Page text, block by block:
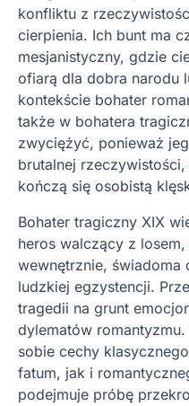
konfliktu z
cierpienia. Ich bunt ma
mesjanistyczny, gdzie
ofiarą dla dobra narodu
kontekście bohater
także w bohatera
zwyciężyć, ponieważ
brutalnej
kończą się osobistą
Bohater tragiczny XIX
heros walczący z
wewnętrznie, świadoma
ludzkiej egzystencji.
tragedii na grunt
dylematów
sobie cechy
fatum, jak i
podejmuje próbę